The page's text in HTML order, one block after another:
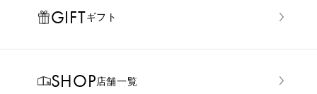
GIFTギフト
SHOP店舗一覧